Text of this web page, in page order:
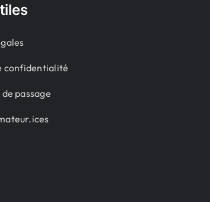
confidentialité
passage